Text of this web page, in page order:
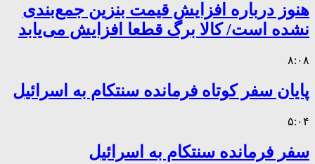
هنوز درباره افزایش قیمت بنزین جمع‌بندی
نشده است/ کالا برگ قطعا افزایش می‌یابد
۸:۰۸
پایان سفر کوتاه فرمانده سنتکام به اسرائیل
۵:۰۴
سفر فرمانده سنتکام به اسرائیل